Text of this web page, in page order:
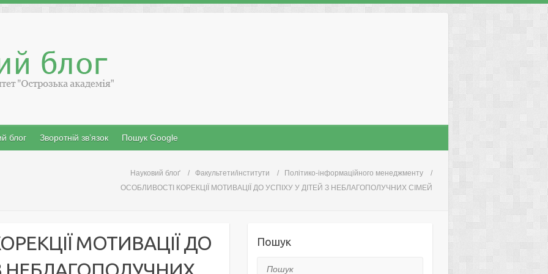
блог Зворотній зв’язок Пошук Google
Науковий блоґ Факультети/інститути
Політико-інформаційного менеджменту
ОСОБЛИВОСТI КОРЕКЦIЇ МОТИВАЦIЇ ДО УСПIХУ У ДIТЕЙ З НЕБЛАГОПОЛУЧНИХ СIМЕЙ
МОТИВАЦIЇ ДО
Пошук
Пошук